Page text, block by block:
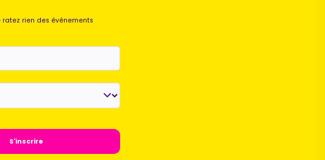
rien des événements